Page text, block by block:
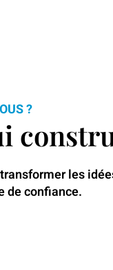
?
les
de confiance.